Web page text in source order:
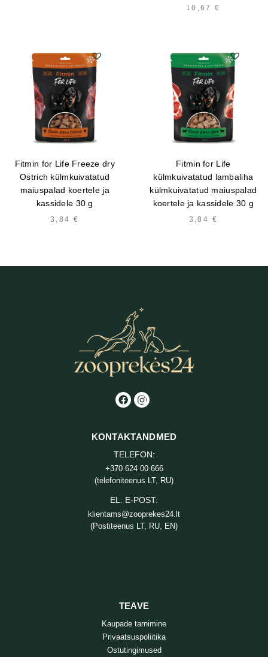
10,67€
Fitmin for Life Freeze dry
Ostrich külmkuivatatud
maiuspalad koertele ja
kassidele 30 g
3,84€
Fitmin for Life
külmkuivatatud lambaliha
külmkuivatatud maiuspalad
koertele ja kassidele 30 g
3,84 €
KONTAKTANDMED
TELEFON:
+370 624 00 666
(telefoniteenus LT, RU)
EL. E-POST:
klientams@zooprekes24.lt
(Postiteenus LT, RU, EN)
TEAVE
Kaupade tarnimine
Privaatsuspoliitika
Ostutingimused